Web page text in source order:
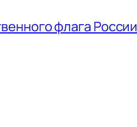
флага России